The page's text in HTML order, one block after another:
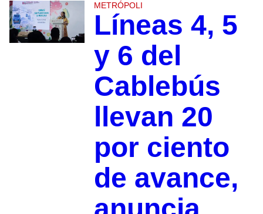
METRÓPOLI
Líneas 4, 5
y 6 del
Cablebús
llevan 20
por ciento
de avance,